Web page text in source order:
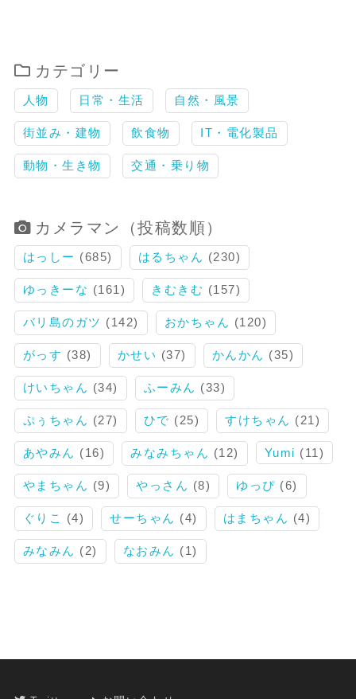
カテゴリー
人物 日常・生活 自然・風景
街並み・建物 飲食物 IT・電化製品
動物・生き物 交通・乗り物
カメラマン（投稿数順）
はっしー (685) はるちゃん (230)
ゆっきーな (161) きむきむ (157)
バリ島のガツ (142) おかちゃん (120)
がっす (38) かせい (37) かんかん (35)
けいちゃん (34) ふーみん (33)
ぷぅちゃん (27) ひで (25) すけちゃん (21)
あやみん (16) みなみちゃん (12) Yumi (11)
やまちゃん (9) やっさん (8) ゆっぴ (6)
ぐりこ (4) せーちゃん (4) はまちゃん (4)
みなみん (2) なおみん (1)